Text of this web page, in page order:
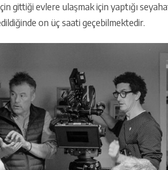
gittiği evlere ulaşmak için yaptığı
on üç saati geçebilmektedir.